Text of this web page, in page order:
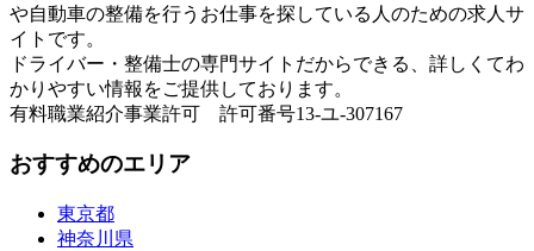
や自動車の整備を行うお仕事を探している人のための求人サ
イトです。
ドライバー・整備士の専門サイトだからできる、詳しくてわ
かりやすい情報をご提供しております。
有料職業紹介事業許可 許可番号13-ユ-307167
おすすめのエリア
東京都
神奈川県